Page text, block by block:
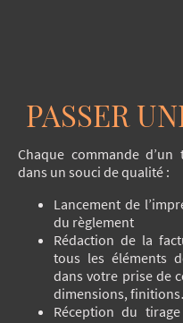
PASSER
Chaque commande
dans un souci de qualité :
Lancement de
du règlement
Rédaction de la
tous les éléments
dans votre prise de
dimensions,
Réception du